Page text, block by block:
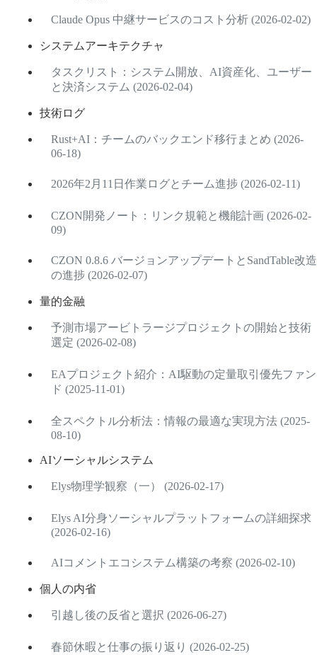
Claude Opus 中継サービスのコスト分析 (2026-02-02)
システムアーキテクチャ
タスクリスト：システム開放、AI資産化、ユーザー
と決済システム (2026-02-04)
技術ログ
Rust+AI：チームのバックエンド移行まとめ (2026-
06-18)
2026年2月11日作業ログとチーム進捗 (2026-02-11)
CZON開発ノート：リンク規範と機能計画 (2026-02-
09)
CZON 0.8.6 バージョンアップデートとSandTable改造
の進捗 (2026-02-07)
量的金融
予測市場アービトラージプロジェクトの開始と技術
選定 (2026-02-08)
EAプロジェクト紹介：AI駆動の定量取引優先ファン
ド (2025-11-01)
全スペクトル分析法：情報の最適な実現方法 (2025-
08-10)
AIソーシャルシステム
Elys物理学観察（一） (2026-02-17)
Elys AI分身ソーシャルプラットフォームの詳細探求
(2026-02-16)
AIコメントエコシステム構築の考察 (2026-02-10)
個人の内省
引越し後の反省と選択 (2026-06-27)
春節休暇と仕事の振り返り (2026-02-25)